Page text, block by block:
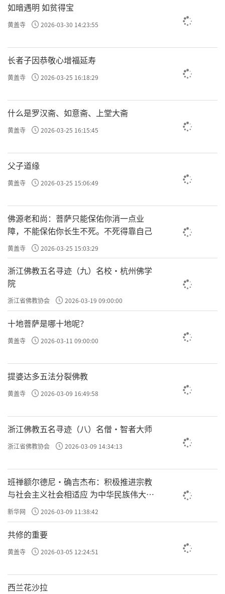
如暗遇明 如贫得宝
黄盖寺 2026-03-30 14:23:55
长者子因恭敬心增福延寿
黄盖寺 2026-03-25 16:18:29
什么是罗汉斋、如意斋、上堂大斋
黄盖寺 2026-03-25 16:15:45
父子道缘
黄盖寺 2026-03-25 15:06:49
佛源老和尚：菩萨只能保佑你消一点业
障，不能保佑你长生不死。不死得靠自己
黄盖寺 2026-03-25 15:03:29
浙江佛教五名寻迹（九）名校·杭州佛学
院
浙江省佛教协会 2026-03-19 09:00:00
十地菩萨是哪十地呢？
黄盖寺 2026-03-11 09:00:00
提婆达多五法分裂佛教
黄盖寺 2026-03-09 16:49:58
浙江佛教五名寻迹（八）名僧·智者大师
浙江省佛教协会 2026-03-09 14:34:13
班禅额尔德尼·确吉杰布：积极推进宗教
与社会主义社会相适应 为中华民族伟大复
兴贡献力量
新华网 2026-03-09 11:38:42
共修的重要
黄盖寺 2026-03-05 12:24:51
西兰花沙拉